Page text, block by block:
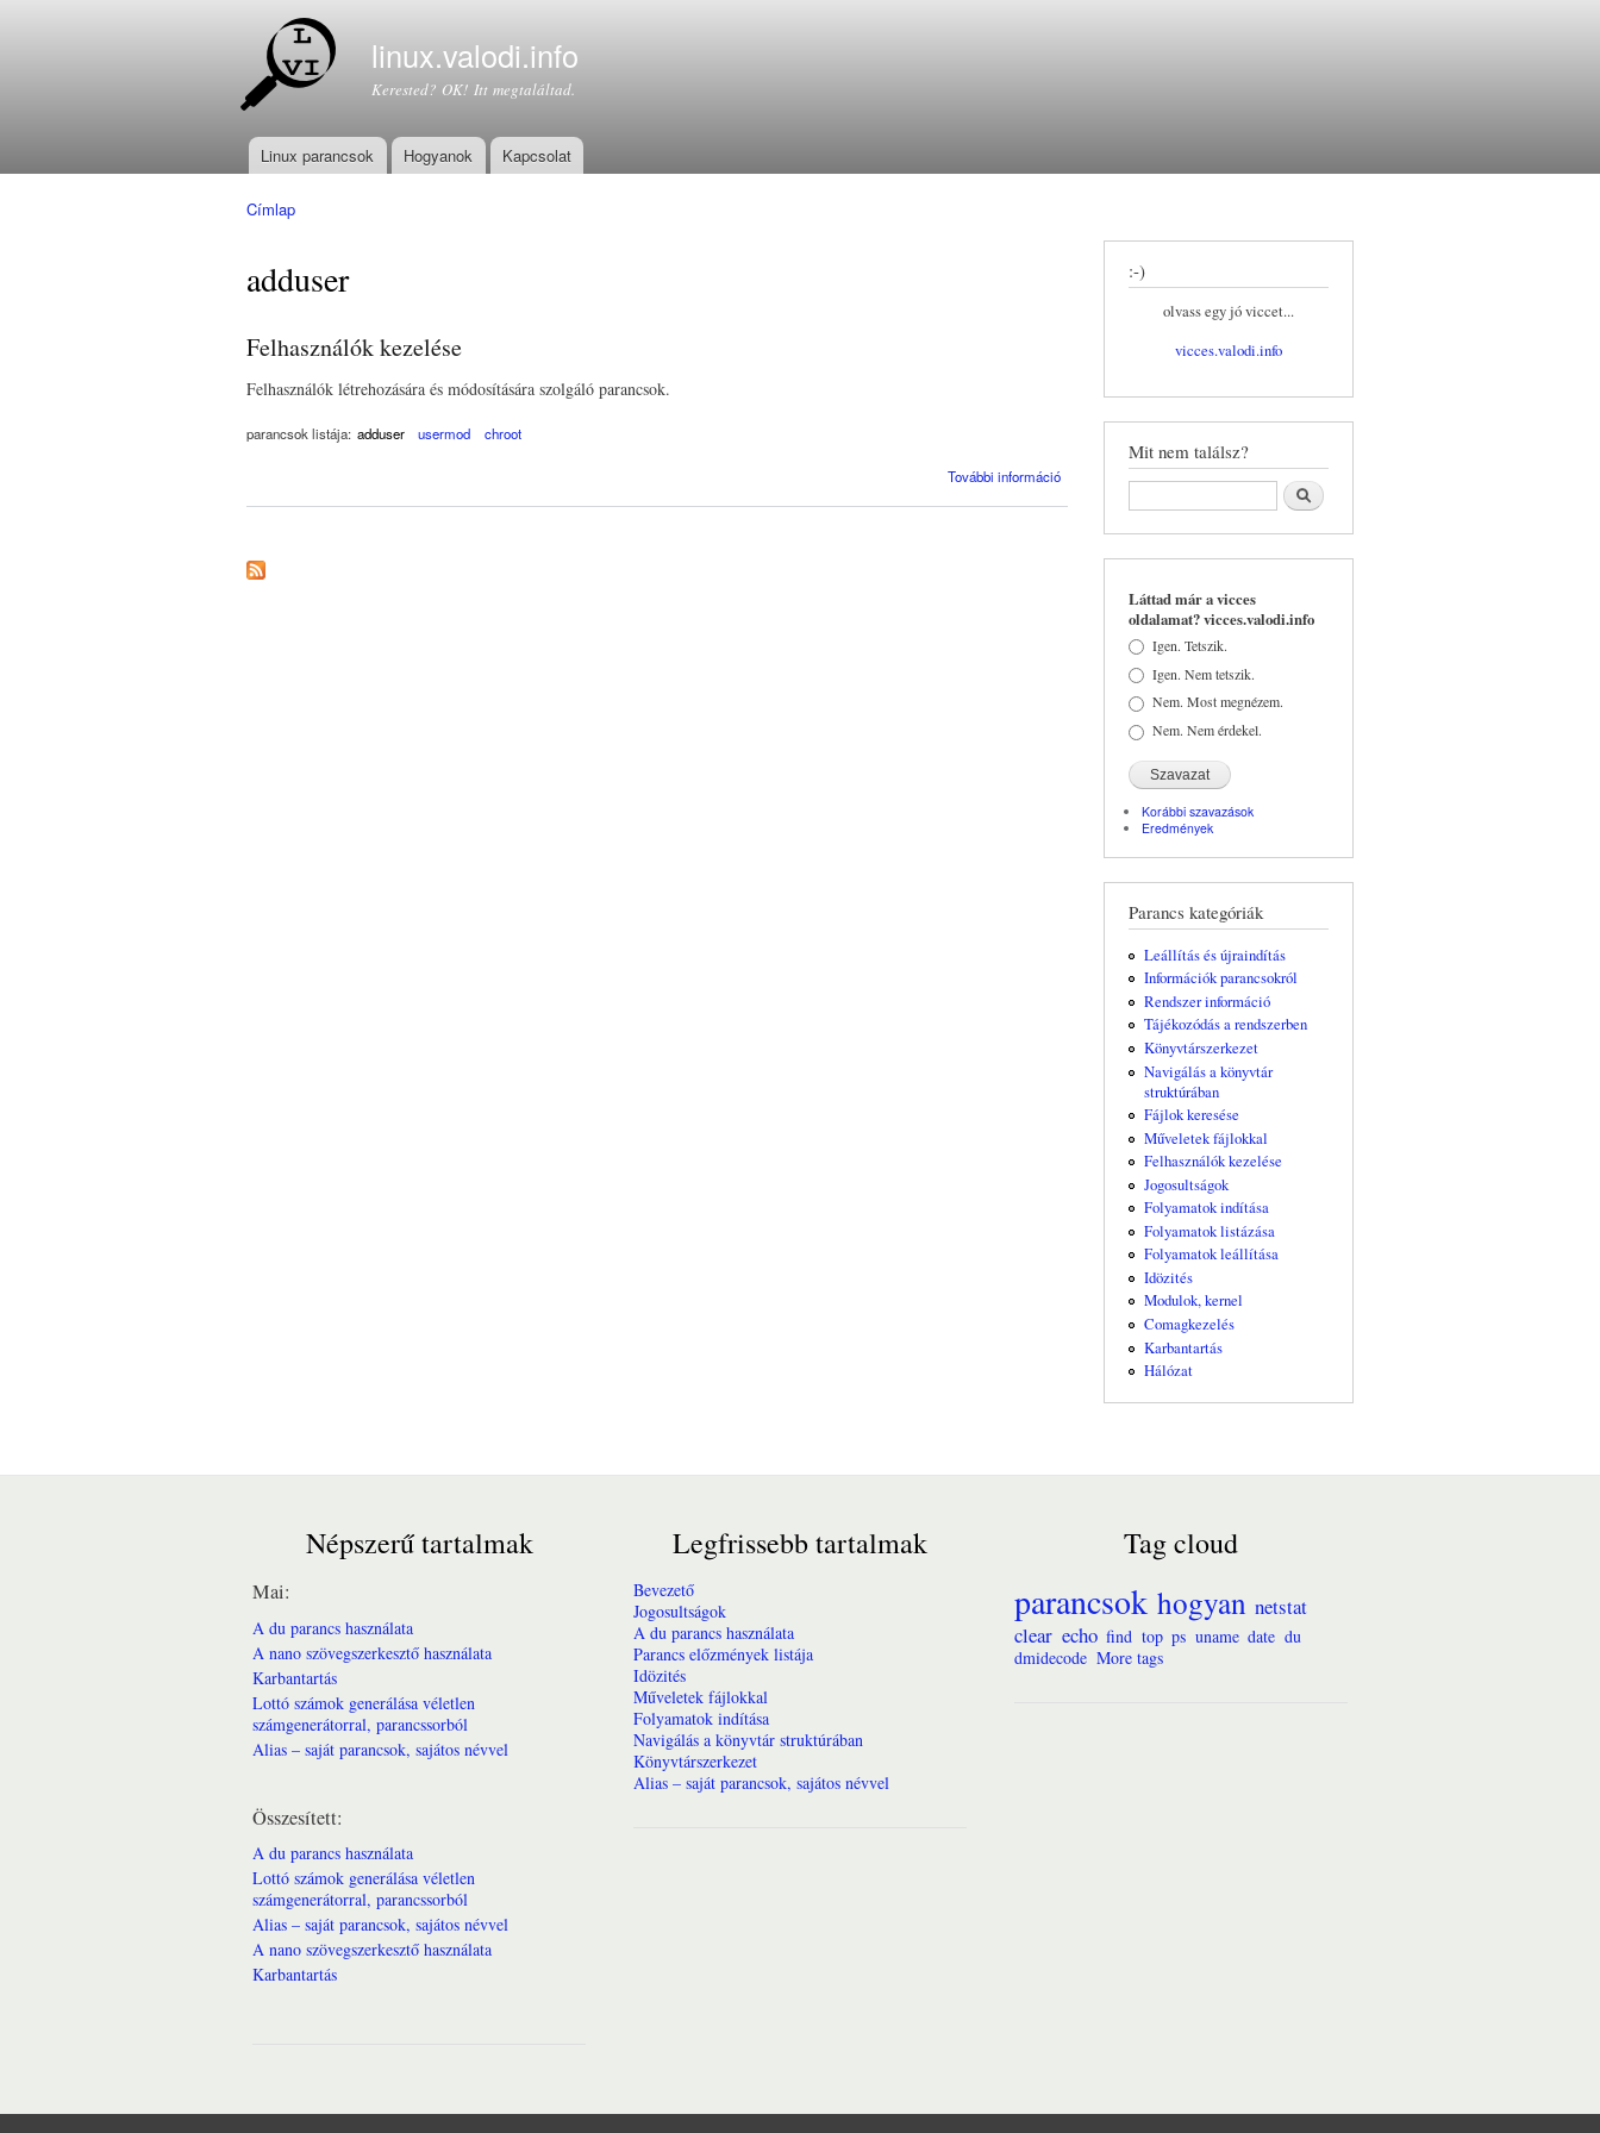
linux.valodi.info
Kerested? OK! Itt megtaláltad.
Főmenü
Linux parancsok Hogyanok Kapcsolat
Címlap
adduser
Felhasználók kezelése
Felhasználók létrehozására és módosítására szolgáló parancsok.
parancsok listája: adduser usermod chroot
További információ
Felhasználók
tartalommal
kapcsolatosan
:-)
olvass egy jó viccet...
vicces.valodi.info
Mit nem találsz?
Keresés
Láttad már a vicces
oldalamat? vicces.valodi.info
Választások
Igen. Tetszik.
Igen. Nem tetszik.
Nem. Most megnézem.
Nem. Nem érdekel.
Korábbi szavazások
Eredmények
Parancs kategóriák
Leállítás és újraindítás
Információk parancsokról
Rendszer információ
Tájékozódás a rendszerben
Könyvtárszerkezet
Navigálás a könyvtár
struktúrában
Fájlok keresése
Műveletek fájlokkal
Felhasználók kezelése
Jogosultságok
Folyamatok indítása
Folyamatok listázása
Folyamatok leállítása
Idözités
Modulok, kernel
Comagkezelés
Karbantartás
Hálózat
Népszerű tartalmak
Mai:
A du parancs használata
A nano szövegszerkesztő használata
Karbantartás
Lottó számok generálása véletlen
számgenerátorral, parancssorból
Alias – saját parancsok, sajátos névvel
Összesített:
A du parancs használata
Lottó számok generálása véletlen
számgenerátorral, parancssorból
Alias – saját parancsok, sajátos névvel
A nano szövegszerkesztő használata
Karbantartás
Legfrissebb tartalmak
Bevezető
Jogosultságok
A du parancs használata
Parancs előzmények listája
Idözités
Műveletek fájlokkal
Folyamatok indítása
Navigálás a könyvtár struktúrában
Könyvtárszerkezet
Alias – saját parancsok, sajátos névvel
Tag cloud
parancsok hogyan netstat
clear echo find top ps uname date du
dmidecode More tags